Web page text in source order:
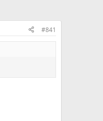
#841